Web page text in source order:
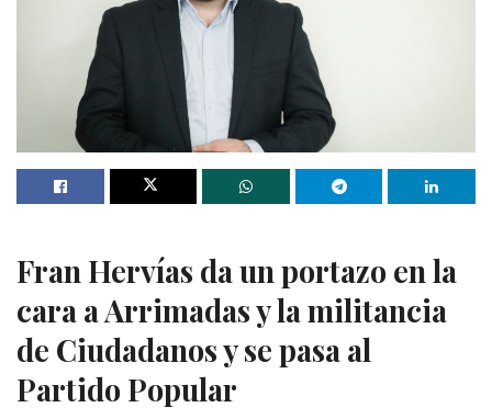
Fran Hervías da un portazo en la
cara a Arrimadas y la militancia
de Ciudadanos y se pasa al
Partido Popular